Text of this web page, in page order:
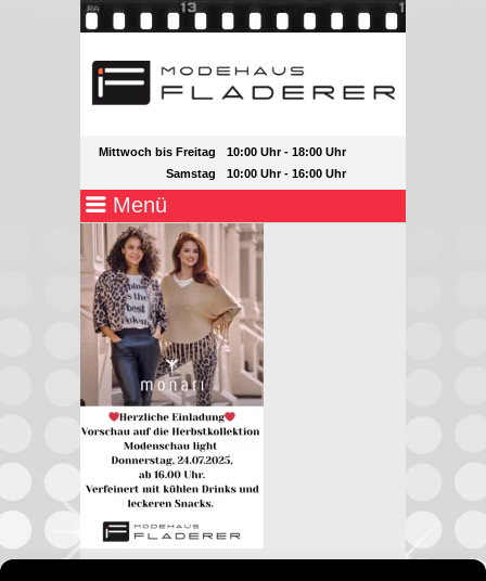
Mittwoch bis Freitag
10:00 Uhr - 18:00 Uhr
Samstag
10:00 Uhr - 16:00 Uhr